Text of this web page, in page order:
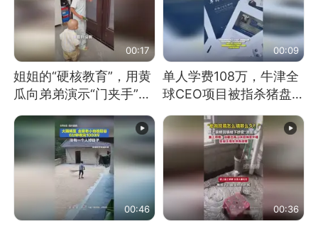
00:17
姐姐的“硬核教育”，用黄
瓜向弟弟演示“门夹手”，
教！
00:09
单人学费108万，牛津全
球CEO项目被指杀猪盘，
大学校长
00:46 00:36